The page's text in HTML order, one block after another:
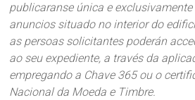
publicaranse única e
anuncios situado no interior do
as persoas solicitantes poderán
ao seu expe­diente, a través da
empregando a Chave 365 ou o
Nacional da Moeda e Timbre.